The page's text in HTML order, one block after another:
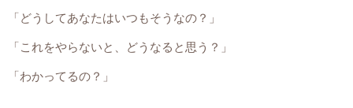
「どうしてあなたはいつもそうなの？」
「これをやらないと、どうなると思う？」
「わかってるの？」